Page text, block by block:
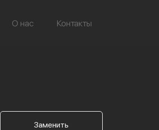
О нас Контакты
Заменить